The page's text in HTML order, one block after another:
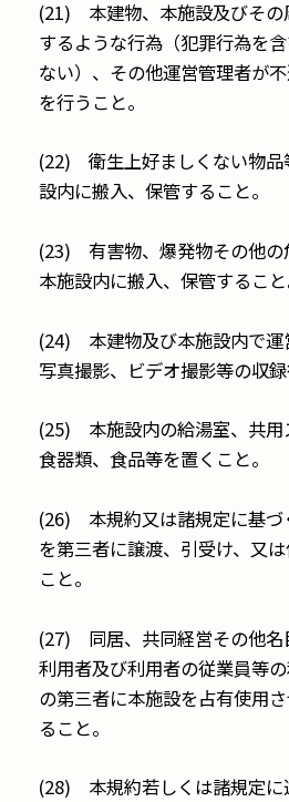
(21) 本建物、本施設及びその
するような行為（犯罪行為を
ない）、その他運営管理者が
を行うこと。
(22) 衛生上好ましくない物品
設内に搬入、保管すること。
(23) 有害物、爆発物その他の
本施設内に搬入、保管すること
(24) 本建物及び本施設内で運
写真撮影、ビデオ撮影等の収録
(25) 本施設内の給湯室、共用
食器類、食品等を置くこと。
(26) 本規約又は諸規定に基づ
を第三者に譲渡、引受け、又
こと。
(27) 同居、共同経営その他名
利用者及び利用者の従業員等
の第三者に本施設を占有使用
ること。
(28) 本規約若しくは諸規定に